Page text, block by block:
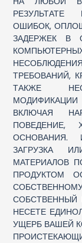
РЕЗУЛЬТАТЕ
ОШИБОК,
ЗАДЕРЖЕК В
ТРЕБОВАНИЙ,
ТАКЖЕ
ВКЛЮЧАЯ
ПОВЕДЕНИЕ,
ОСНОВАНИЯ.
ЗАГРУЗКА
МАТЕРИАЛОВ
ПРОДУКТОМ
НЕСЕТЕ
УЩЕРБ ВАШЕЙ